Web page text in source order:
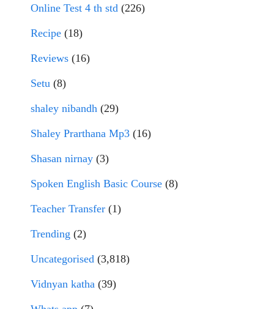
Online Test 4 th std (226)
Recipe (18)
Reviews (16)
Setu (8)
shaley nibandh (29)
Shaley Prarthana Mp3 (16)
Shasan nirnay (3)
Spoken English Basic Course (8)
Teacher Transfer (1)
Trending (2)
Uncategorised (3,818)
Vidnyan katha (39)